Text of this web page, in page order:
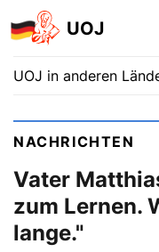
UOJ
UOJ in anderen
NACHRICHTEN
Vater
zum Lernen.
lange."